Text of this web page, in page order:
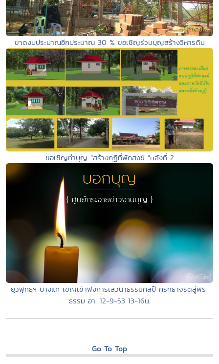
ขาดงบประมาณอีกประมาณ 30 % ขอเชิญร่วมบุญสร้างวิหารดิน
ขอเชิญทำบุญ “สร้างกุฏิที่พักสงฆ์ "หลังที่ 2
ยุวพุทธฯ บางแค เชิญเข้าฟังการเสวนาธรรมศิลป์ ศรัทธาจริตสู่พระ
ธรรม อา. 12-9-53 13-16น.
Go To Top